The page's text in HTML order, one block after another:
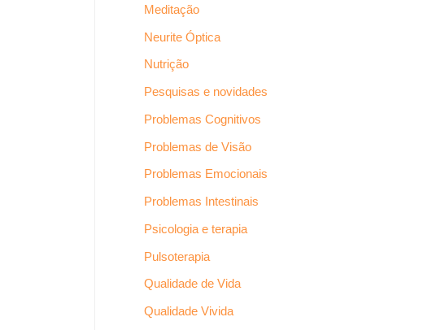
Meditação
Neurite Óptica
Nutrição
Pesquisas e novidades
Problemas Cognitivos
Problemas de Visão
Problemas Emocionais
Problemas Intestinais
Psicologia e terapia
Pulsoterapia
Qualidade de Vida
Qualidade Vivida